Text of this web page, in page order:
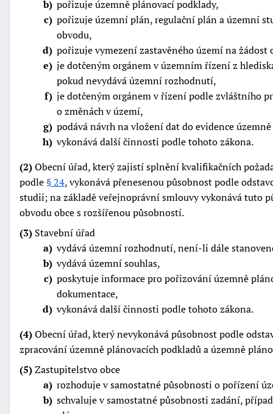
b pořizuje územně plánovací podklady,
c pořizuje územní plán, regulační plán a územní
obvodu,
d pořizuje vymezení zastavěného území na žádost
e je dotčeným orgánem v územním řízení z
pokud nevydává územní rozhodnutí,
f je dotčeným orgánem v řízení podle zvláštního
o změnách v území,
g podává návrh na vložení dat do evidence
h vykonává další činnosti podle tohoto zákona.
(2)Obecní úřad, který zajistí splnění kvalifikačních
podle § 24, vykonává přenesenou působnost podle
studii; na základě veřejnoprávní smlouvy vykonává tuto
obvodu obce s rozšířenou působností.
(3) Stavební úřad
a vydává územní rozhodnutí, není-li dále
b vydává územní souhlas,
c poskytuje informace pro pořizování územně
dokumentace,
d vykonává další činnosti podle tohoto zákona.
(4)Obecní úřad, který nevykonává působnost podle
zpracování územně plánovacích podkladů a územně
(5)Zastupitelstvo obce
a rozhoduje v samostatné působnosti o pořízení
b schvaluje v samostatné působnosti zadání,